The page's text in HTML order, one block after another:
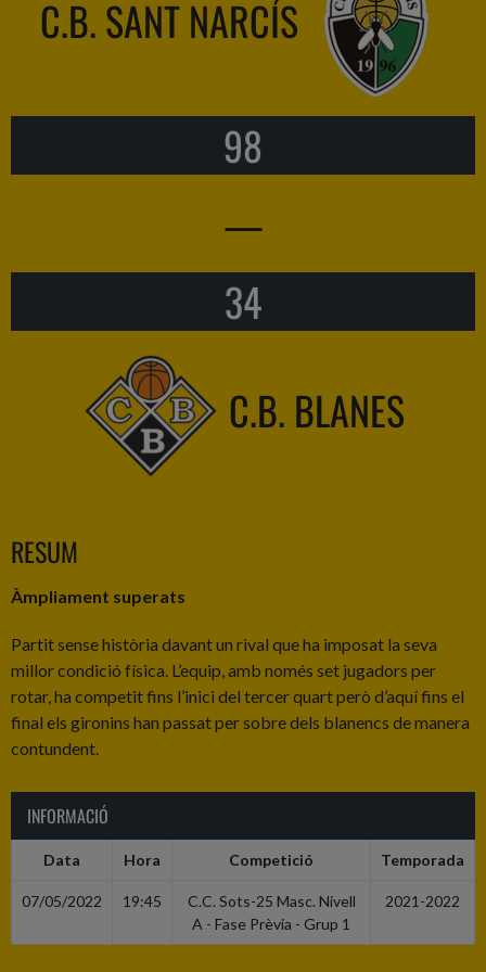
C.B. SANT NARCÍS
98
—
34
C.B. BLANES
RESUM
Àmpliament superats
Partit sense història davant un rival que ha imposat la seva
millor condició física. L’equip, amb només set jugadors per
rotar, ha competit fins l’inici del tercer quart però d’aquí fins el
final els gironins han passat per sobre dels blanencs de manera
contundent.
INFORMACIÓ
Data Hora Competició Temporada
07/05/2022 19:45
C.C. Sots-25 Masc. Nivell
A - Fase Prèvia - Grup 1
2021-2022